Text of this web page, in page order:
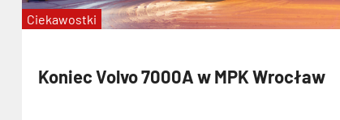
Koniec Volvo 7000A w MPK Wrocław
Ciekawostki